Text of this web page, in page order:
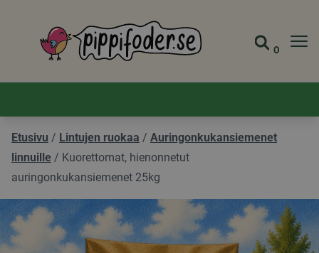
Pippifoder logo Siirry
0
Etusivu / Lintujen ruokaa / Auringonkukansiemenet
linnuille / Kuorettomat, hienonnetut
auringonkukansiemenet 25kg